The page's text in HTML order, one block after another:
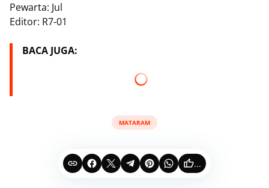
Pewarta: Jul
Editor: R7-01
BACA JUGA:
MATARAM
...